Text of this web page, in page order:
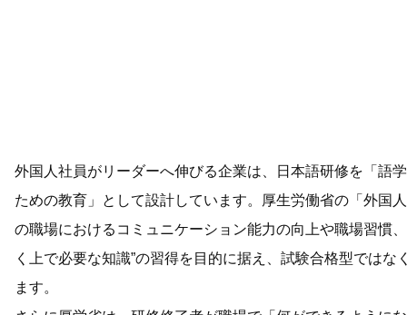
外国人社員がリーダーへ伸びる企業は、日本語研修を「語
ための教育」として設計しています。厚生労働省の「外国
の職場におけるコミュニケーション能力の向上や職場習慣
く上で必要な知識”の習得を目的に据え、試験合格型では
ます。